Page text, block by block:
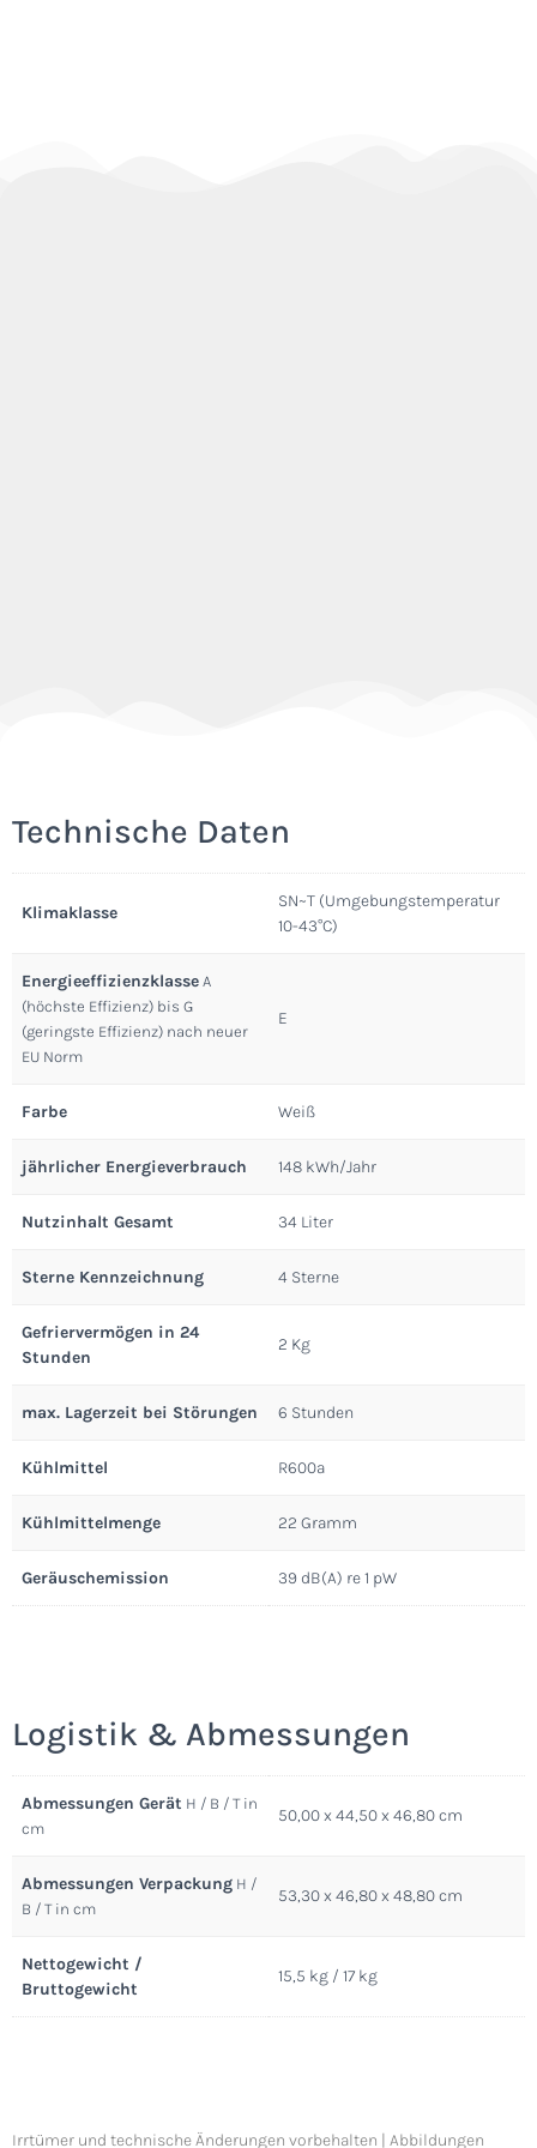
Technische Daten
Klimaklasse
SN~T (Umgebungstemperatur
10-43°C)
Energieeffizienzklasse A
(höchste Effizienz) bis G
(geringste Effizienz) nach neuer
EU Norm
E
Farbe Weiß
jährlicher Energieverbrauch 148 kWh/Jahr
Nutzinhalt Gesamt 34 Liter
Sterne Kennzeichnung 4 Sterne
Gefriervermögen in 24
Stunden
2 Kg
max. Lagerzeit bei Störungen 6 Stunden
Kühlmittel R600a
Kühlmittelmenge 22 Gramm
Geräuschemission 39 dB(A) re 1 pW
Logistik & Abmessungen
Abmessungen Gerät H / B / T in
cm
50,00 x 44,50 x 46,80 cm
Abmessungen Verpackung H /
B / T in cm
53,30 x 46,80 x 48,80 cm
Nettogewicht /
Bruttogewicht
15,5 kg / 17 kg
Irrtümer und technische Änderungen vorbehalten | Abbildungen